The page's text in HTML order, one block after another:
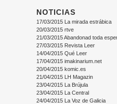
NOTICIAS
17/03/2015 La mirada estrábica
20/03/2015 rtve
21/03/2015 Abandonad toda
27/03/2015 Revista Leer
14/04/2015 Qué Leer
17/04/2015 imakinarium.net
20/04/2015 komic.es
21/04/2015 LH Magazin
23/04/2015 La Brújula
23/04/2015 La Central
24/04/2015 La Voz de Galicia